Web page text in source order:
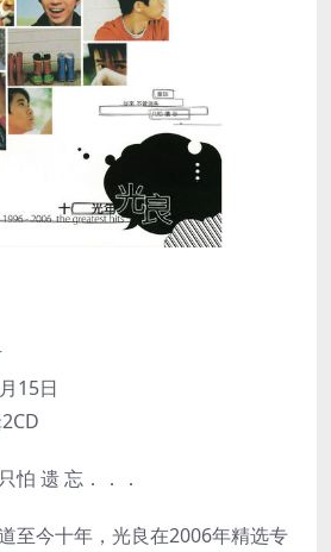
15日
怕 遗 忘．．．
今十年，光良在2006年精选专